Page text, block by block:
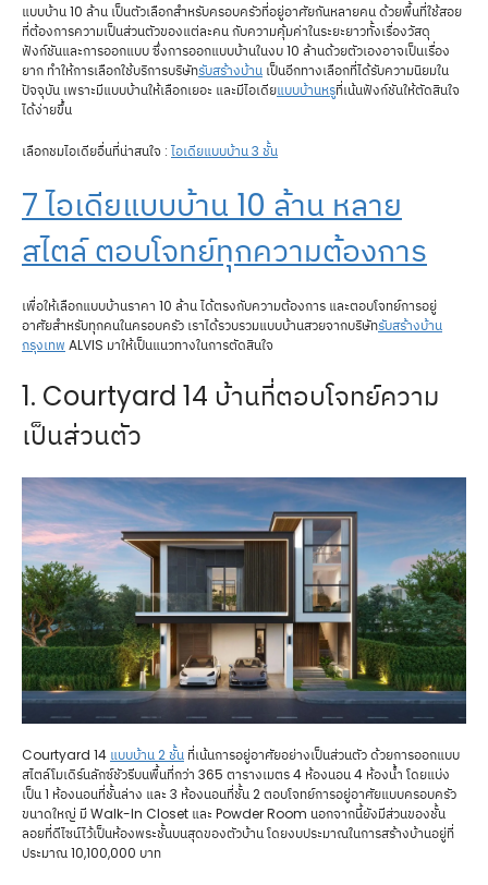
แบบบ้าน 10 ล้าน เป็นตัวเลือกสำหรับครอบครัวที่อยู่อาศัยกันหลายคน ด้วยพื้นที่ใช้สอย
ที่ต้องการความเป็นส่วนตัวของแต่ละคน กับความคุ้มค่าในระยะยาวทั้งเรื่องวัสดุ
ฟังก์ชันและการออกแบบ ซึ่งการออกแบบบ้านในงบ 10 ล้านด้วยตัวเองอาจเป็นเรื่อง
ยาก ทำให้การเลือกใช้บริการบริษัทรับสร้างบ้าน เป็นอีกทางเลือกที่ได้รับความนิยมใน
ปัจจุบัน เพราะมีแบบบ้านให้เลือกเยอะ และมีไอเดียแบบบ้านหรูที่เน้นฟังก์ชันให้ตัดสินใจ
ได้ง่ายขึ้น
เลือกชมไอเดียอื่นที่น่าสนใจ : ไอเดียแบบบ้าน 3 ชั้น
7 ไอเดียแบบบ้าน 10 ล้าน หลาย
สไตล์ ตอบโจทย์ทุกความต้องการ
เพื่อให้เลือกแบบบ้านราคา 10 ล้าน ได้ตรงกับความต้องการ และตอบโจทย์การอยู่
อาศัยสำหรับทุกคนในครอบครัว เราได้รวบรวมแบบบ้านสวยจากบริษัทรับสร้างบ้าน
กรุงเทพ ALVIS มาให้เป็นแนวทางในการตัดสินใจ
1. Courtyard 14 บ้านที่ตอบโจทย์ความ
เป็นส่วนตัว
Courtyard 14 แบบบ้าน 2 ชั้น ที่เน้นการอยู่อาศัยอย่างเป็นส่วนตัว ด้วยการออกแบบ
สไตล์โมเดิร์นลักซ์ชัวรีบนพื้นที่กว่า 365 ตารางเมตร 4 ห้องนอน 4 ห้องน้ำ โดยแบ่ง
เป็น 1 ห้องนอนที่ชั้นล่าง และ 3 ห้องนอนที่ชั้น 2 ตอบโจทย์การอยู่อาศัยแบบครอบครัว
ขนาดใหญ่ มี Walk-In Closet และ Powder Room นอกจากนี้ยังมีส่วนของชั้น
ลอยที่ดีไซน์ไว้เป็นห้องพระชั้นบนสุดของตัวบ้าน โดยงบประมาณในการสร้างบ้านอยู่ที่
ประมาณ 10,100,000 บาท